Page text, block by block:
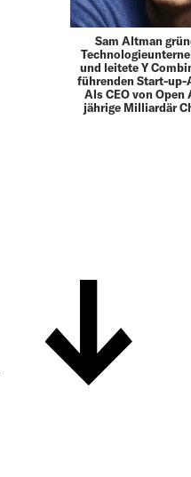
Sam Altman
und leitete Y
führenden Start-up-­
Als CEO von
jährige Milliardär